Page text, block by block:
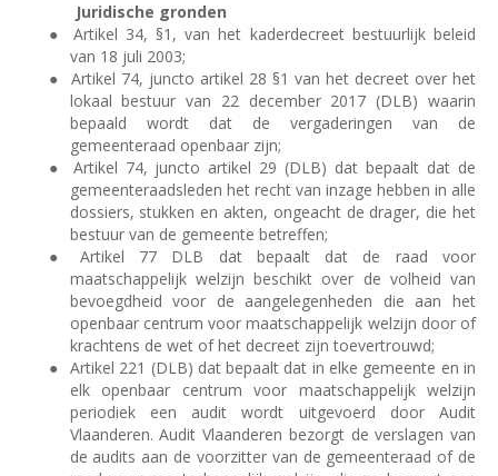
Juridische gronden
●
Artikel 34, §1, van het kaderdecreet bestuurlijk beleid
van 18 juli 2003;
●
Artikel 74, juncto artikel 28 §1 van het decreet over het
lokaal bestuur van 22 december 2017 (DLB) waarin
bepaald wordt dat de vergaderingen van de
gemeenteraad openbaar zijn;
●
Artikel 74, juncto artikel 29 (DLB) dat bepaalt dat de
gemeenteraadsleden het recht van inzage hebben in alle
dossiers, stukken en akten, ongeacht de drager, die het
bestuur van de gemeente betreffen;
●
Artikel 77 DLB dat bepaalt dat de raad voor
maatschappelijk welzijn beschikt over de volheid van
bevoegdheid voor de aangelegenheden die aan het
openbaar centrum voor maatschappelijk welzijn door of
krachtens de wet of het decreet zijn toevertrouwd;
● Artikel 221 (DLB) dat bepaalt dat in elke gemeente en in
elk openbaar centrum voor maatschappelijk welzijn
periodiek een audit wordt uitgevoerd door Audit
Vlaanderen. Audit Vlaanderen bezorgt de verslagen van
de audits aan de voorzitter van de gemeenteraad of de